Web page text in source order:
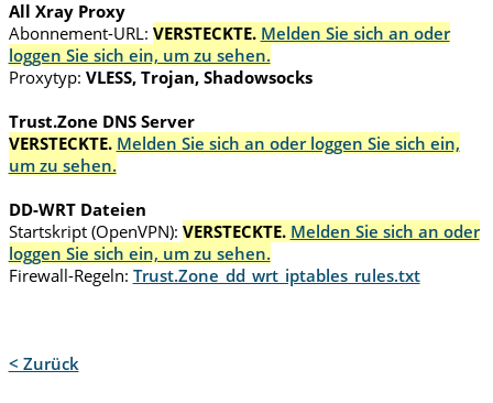
All Xray Proxy
Abonnement-URL: VERSTECKTE. Melden Sie sich an oder
loggen Sie sich ein, um zu sehen.
Proxytyp: VLESS, Trojan, Shadowsocks
Trust.Zone DNS Server
VERSTECKTE. Melden Sie sich an oder loggen Sie sich ein,
um zu sehen.
DD-WRT Dateien
Startskript (OpenVPN): VERSTECKTE. Melden Sie sich an oder
loggen Sie sich ein, um zu sehen.
Firewall-Regeln: Trust.Zone_dd_wrt_iptables_rules.txt
< Zurück